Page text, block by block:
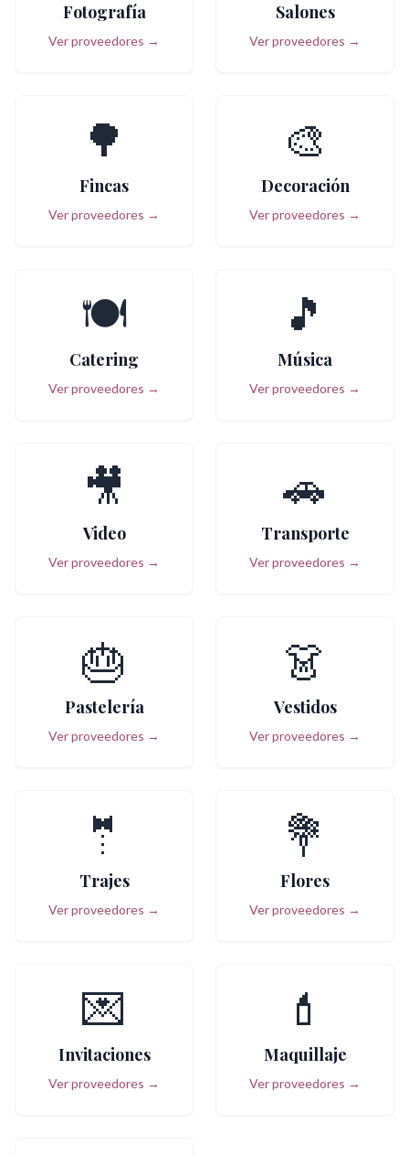
Fotografía
Ver proveedores →
Salones
Ver proveedores →
🌳
Fincas
Ver proveedores →
🎨
Decoración
Ver proveedores →
🍽️
Catering
Ver proveedores →
🎵
Música
Ver proveedores →
🎥
Video
Ver proveedores →
🚗
Transporte
Ver proveedores →
🎂
Pastelería
Ver proveedores →
👗
Vestidos
Ver proveedores →
🤵
Trajes
Ver proveedores →
💐
Flores
Ver proveedores →
💌
Invitaciones
Ver proveedores →
💄
Maquillaje
Ver proveedores →